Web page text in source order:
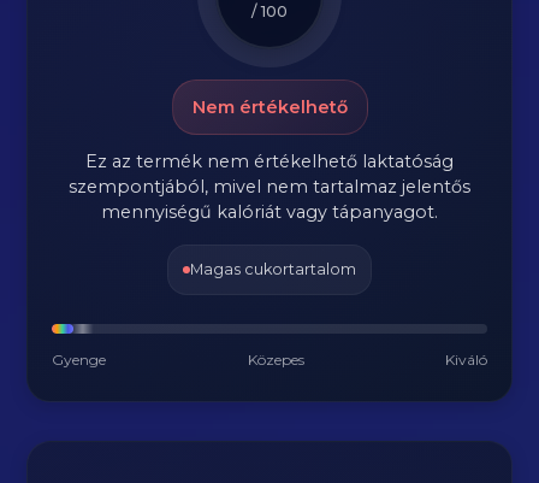
/ 100
Nem értékelhető
Ez az termék nem értékelhető laktatóság
szempontjából, mivel nem tartalmaz jelentős
mennyiségű kalóriát vagy tápanyagot.
Magas cukortartalom
Gyenge Közepes Kiváló